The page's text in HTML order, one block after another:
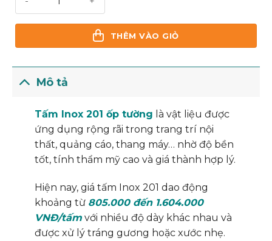
THÊM VÀO GIỎ
Mô tả
Tấm Inox 201 ốp tường là vật liệu được
ứng dụng rộng rãi trong trang trí nội
thất, quảng cáo, thang máy… nhờ độ bền
tốt, tính thẩm mỹ cao và giá thành hợp lý.
Hiện nay, giá tấm Inox 201 dao động
khoảng từ 805.000 đến 1.604.000
VNĐ/tấmvới nhiều độ dày khác nhau và
được xử lý tráng gương hoặc xước nhẹ.